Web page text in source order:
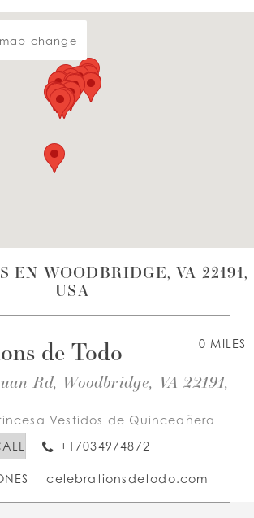
change
EN WOODBRIDGE, VA 22191,
USA
0 MILES
de Todo
Rd, Woodbridge, VA 22191,
Vestidos de Quinceañera
+17034974872
celebrationsdetodo.com